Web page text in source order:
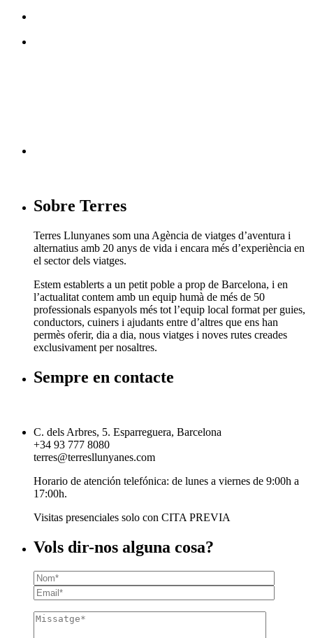
Sobre Terres
Terres Llunyanes som una Agència de viatges d’aventura i
alternatius amb 20 anys de vida i encara més d’experiència en
el sector dels viatges.
Estem establerts a un petit poble a prop de Barcelona, i en
l’actualitat contem amb un equip humà de més de 50
professionals espanyols més tot l’equip local format per guies,
conductors, cuiners i ajudants entre d’altres que ens han
permès oferir, dia a dia, nous viatges i noves rutes creades
exclusivament per nosaltres.
Sempre en contacte
C. dels Arbres, 5. Esparreguera, Barcelona
+34 93 777 8080
terres@terresllunyanes.com
Horario de atención telefónica: de lunes a viernes de 9:00h a
17:00h.
Visitas presenciales solo con CITA PREVIA
Vols dir-nos alguna cosa?